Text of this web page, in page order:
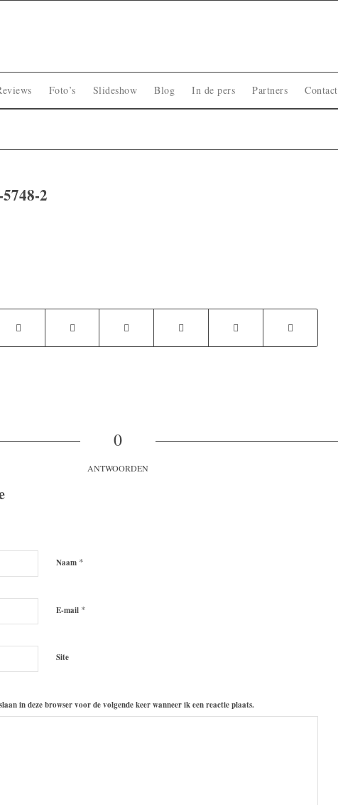
Foto’s Slideshow Blog In de pers Partners Contact
2
0
ANTWOORDEN
Naam *
E-mail *
Site
in deze browser voor de volgende keer wanneer ik een reactie plaats.